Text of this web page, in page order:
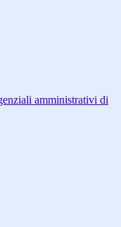
amministrativi di